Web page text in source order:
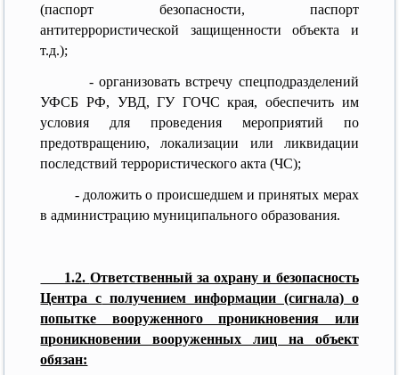
(паспорт безопасности, паспорт
антитеррористической защищенности объекта и
т.д.);
- организовать встречу спецподразделений
УФСБ РФ, УВД, ГУ ГОЧС края, обеспечить им
условия для проведения мероприятий по
предотвращению, локализации или ликвидации
последствий террористического акта (ЧС);
- доложить о происшедшем и принятых мерах
в администрацию муниципального образования.
1.2. Ответственный за охрану и безопасность
Центра с получением информации (сигнала) о
попытке вооруженного проникновения или
проникновении вооруженных лиц на объект
обязан: